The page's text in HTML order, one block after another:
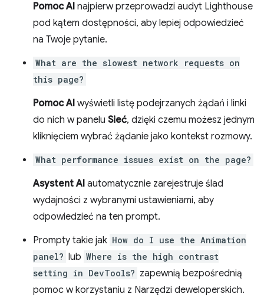
Pomoc AI najpierw przeprowadzi audyt Lighthouse
pod kątem dostępności, aby lepiej odpowiedzieć
na Twoje pytanie.
What are the slowest network requests on
this page?
Pomoc AI wyświetli listę podejrzanych żądań i linki
do nich w panelu Sieć, dzięki czemu możesz jednym
kliknięciem wybrać żądanie jako kontekst rozmowy.
What performance issues exist on the page?
Asystent AI automatycznie zarejestruje ślad
wydajności z wybranymi ustawieniami, aby
odpowiedzieć na ten prompt.
Prompty takie jak How do I use the Animation
panel? lub Where is the high contrast
setting in DevTools? zapewnią bezpośrednią
pomoc w korzystaniu z Narzędzi deweloperskich.